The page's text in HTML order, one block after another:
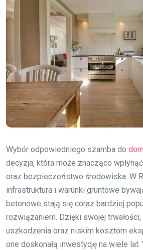
Wybór odpowiedniego szamba do
decyzja, która może znacząco
oraz bezpieczeństwo środowiska. W
infrastruktura i warunki gruntowe
betonowe stają się coraz bardziej
rozwiązaniem. Dzięki swojej
uszkodzenia oraz niskim kosztom
one doskonałą inwestycję na wiele